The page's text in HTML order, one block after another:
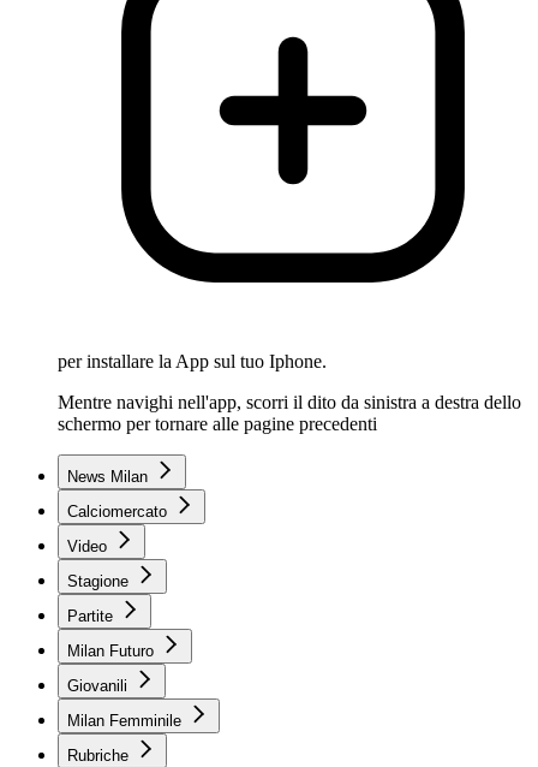
per installare la App sul tuo Iphone.
Mentre navighi nell'app, scorri il dito da sinistra a destra dello
schermo per tornare alle pagine precedenti
News Milan
Calciomercato
Video
Stagione
Partite
Milan Futuro
Giovanili
Milan Femminile
Rubriche